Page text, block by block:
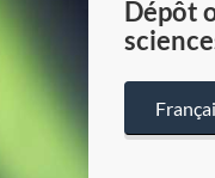
Dépôt